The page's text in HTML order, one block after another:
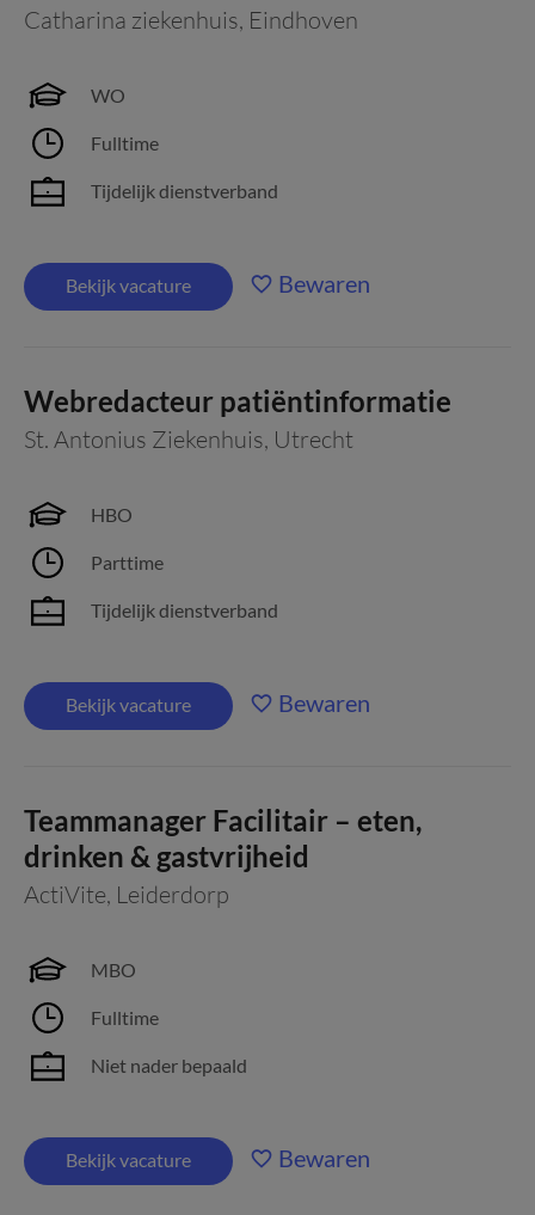
Catharina ziekenhuis, Eindhoven
WO
Fulltime
Tijdelijk dienstverband
Bekijk vacature Bewaren
Webredacteur patiëntinformatie
St. Antonius Ziekenhuis, Utrecht
HBO
Parttime
Tijdelijk dienstverband
Bekijk vacature Bewaren
Teammanager Facilitair – eten,
drinken & gastvrijheid
ActiVite, Leiderdorp
MBO
Fulltime
Niet nader bepaald
Bekijk vacature Bewaren